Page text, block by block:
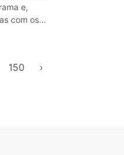
e,
com os
150 ›